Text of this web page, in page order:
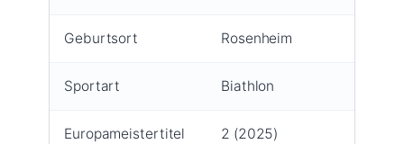
Geburtsort Rosenheim
Sportart Biathlon
Europameistertitel 2 (2025)